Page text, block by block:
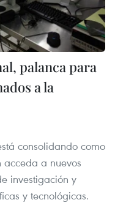
palanca para
a la
consolidando como
a nuevos
investigación y
y tecnológicas.